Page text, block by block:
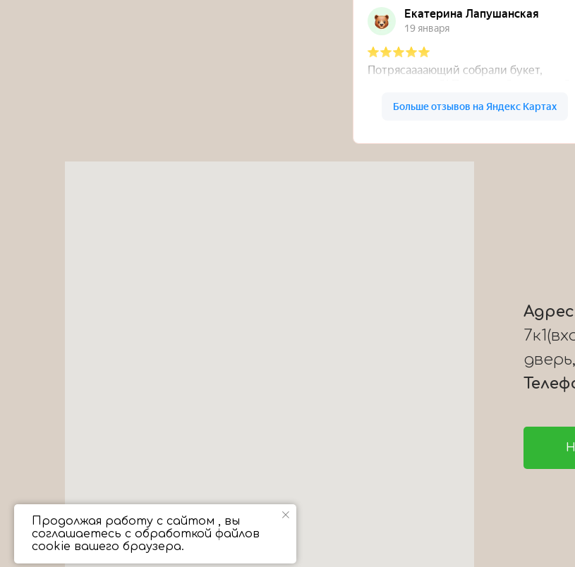
Продолжая работу с сайтом , вы
соглашаетесь с обработкой файлов
cookie вашего браузера.